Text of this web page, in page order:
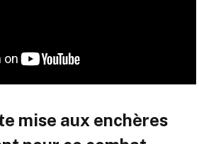
mise aux enchères